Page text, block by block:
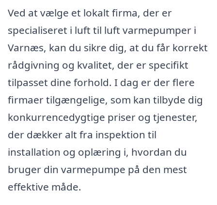
Ved at vælge et lokalt firma, der er
specialiseret i luft til luft varmepumper i
Varnæs, kan du sikre dig, at du får korrekt
rådgivning og kvalitet, der er specifikt
tilpasset dine forhold. I dag er der flere
firmaer tilgængelige, som kan tilbyde dig
konkurrencedygtige priser og tjenester,
der dækker alt fra inspektion til
installation og oplæring i, hvordan du
bruger din varmepumpe på den mest
effektive måde.